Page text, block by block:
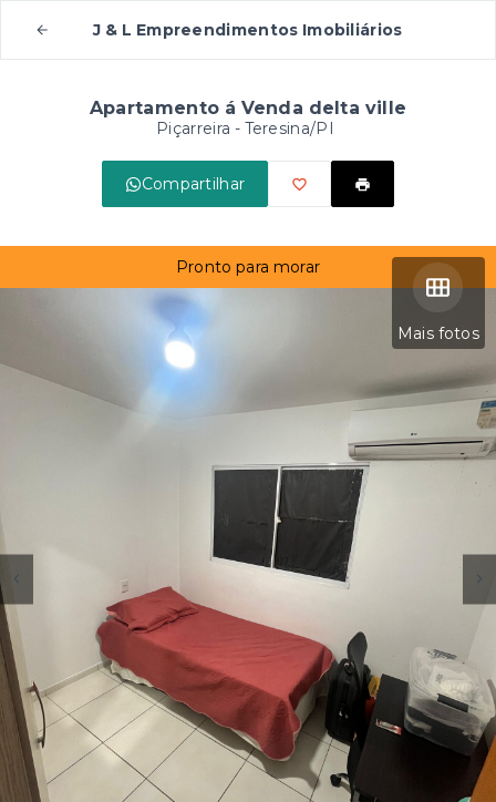
J & L Empreendimentos Imobiliários
Apartamento á Venda delta ville
Piçarreira - Teresina/PI
Compartilhar
Mais fotos
Pronto para morar